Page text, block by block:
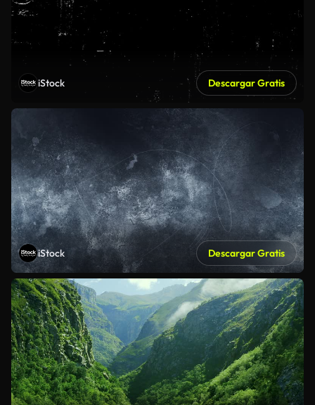
iStock Descargar Gratis
iStock Descargar Gratis